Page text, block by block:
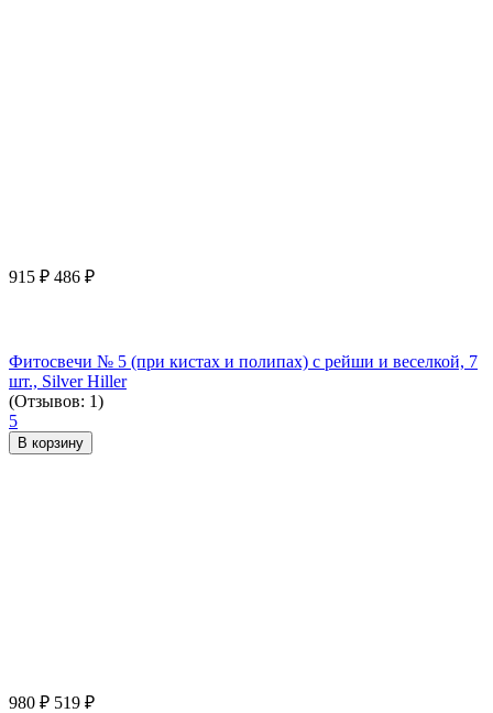
915 ₽ 486 ₽
Фитосвечи № 5 (при кистах и полипах) с рейши и веселкой, 7
шт., Silver Hiller
(Отзывов: 1)
5
В корзину
980 ₽ 519 ₽